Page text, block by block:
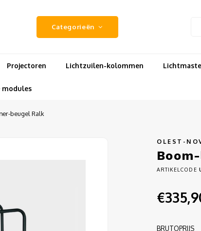
Categorieën
Projectoren Lichtzuilen-kolommen
beugel Ralk
OLEST-
ARTIKELCODE
BRUTOPRIJS